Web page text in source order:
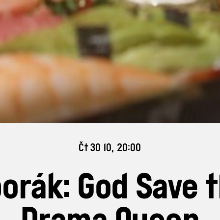
Čt 30 10, 20:00
God Save